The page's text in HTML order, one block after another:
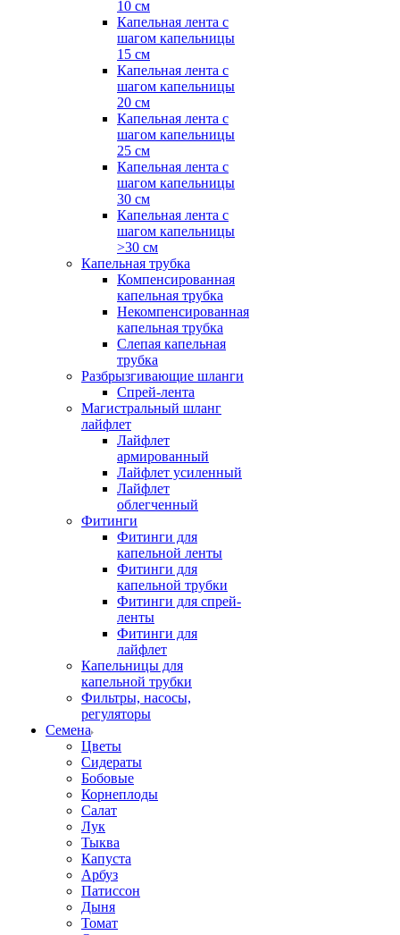
10 см
Капельная лента с
шагом капельницы
15 см
Капельная лента с
шагом капельницы
20 см
Капельная лента с
шагом капельницы
25 см
Капельная лента с
шагом капельницы
30 см
Капельная лента с
шагом капельницы
>30 см
Капельная трубка
Компенсированная
капельная трубка
Некомпенсированная
капельная трубка
Слепая капельная
трубка
Разбрызгивающие шланги
Спрей-лента
Магистральный шланг
лайфлет
Лайфлет
армированный
Лайфлет усиленный
Лайфлет
облегченный
Фитинги
Фитинги для
капельной ленты
Фитинги для
капельной трубки
Фитинги для спрей-
ленты
Фитинги для
лайфлет
Капельницы для
капельной трубки
Фильтры, насосы,
регуляторы
Семена
Цветы
Сидераты
Бобовые
Корнеплоды
Салат
Лук
Тыква
Капуста
Арбуз
Патиссон
Дыня
Томат